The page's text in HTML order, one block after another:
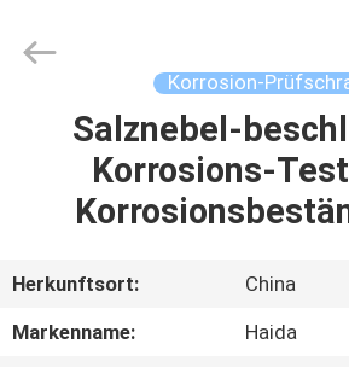
HAUSE
VIDEOS
Ltd..
Korrosion-
Salznebel-
Korrosions-
Herkunftsort:
China
Markenname:
Haida